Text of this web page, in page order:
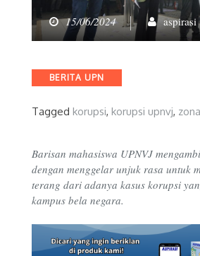
15/06/2024 aspirasi
Categories
BERITA UPN
Tagged korupsi, korupsi upnvj,
Barisan mahasiswa UPNVJ
dengan menggelar unjuk rasa untuk
terang dari adanya kasus korupsi
kampus bela negara.